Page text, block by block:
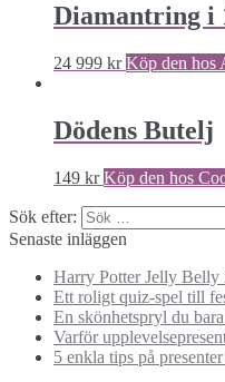
Diamantring i
24 999 kr Köp den hos
Dödens Butelj
149 kr Köp den hos
Sök efter:
Senaste inläggen
Harry Potter Jelly Belly
Ett roligt quiz-spel till
En skönhetspryl du
Varför
5 enkla tips på